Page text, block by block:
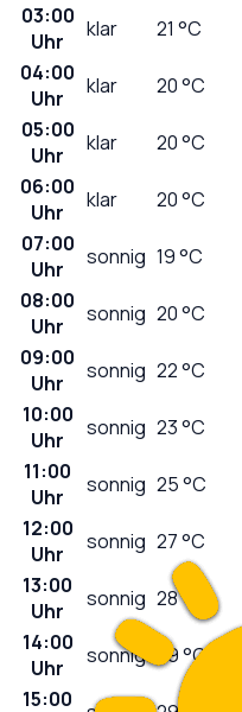
03:00
Uhr
klar 21 °C
04:00
Uhr
klar 20°C
05:00
Uhr
klar 20°C
06:00
Uhr
klar 20°C
07:00
Uhr
sonnig 19°C
08:00
Uhr
sonnig 20°C
09:00
Uhr
sonnig 22°C
10:00
Uhr
sonnig 23°C
11:00
Uhr
sonnig 25°C
12:00
Uhr
sonnig 27°C
13:00
Uhr
sonnig 28°C
14:00
Uhr
sonnig 29°C
15:00